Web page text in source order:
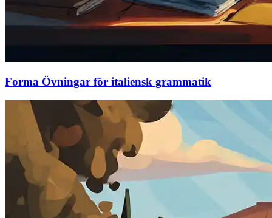
Forma Övningar för italiensk grammatik